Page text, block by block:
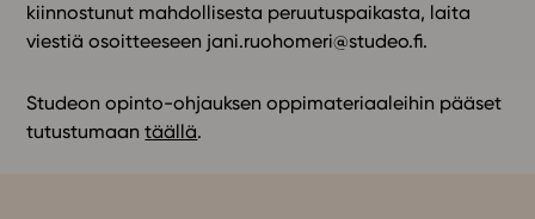
kiinnostunut mahdollisesta peruutuspaikasta, laita
viestiä osoitteeseen jani.ruohomeri@studeo.fi.
Studeon opinto-ohjauksen oppimateriaaleihin pääset
tutustumaantäällä.